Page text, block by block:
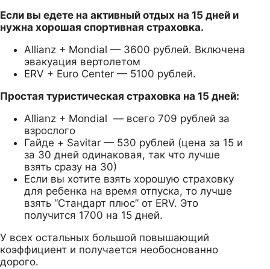
Если вы едете на активный отдых на 15 дней и
нужна хорошая спортивная страховка.
Allianz + Mondial — 3600 рублей. Включена
эвакуация вертолетом
ERV + Euro Center — 5100 рублей.
Простая туристическая страховка на 15 дней:
Allianz + Mondial — всего 709 рублей за
взрослого
Гайде + Savitar — 530 рублей (цена за 15 и
за 30 дней одинаковая, так что лучше
взять сразу на 30)
Если вы хотите взять хорошую страховку
для ребенка на время отпуска, то лучше
взять “Стандарт плюс” от ERV. Это
получится 1700 на 15 дней.
У всех остальных большой повышающий
коэффициент и получается необоснованно
дорого.